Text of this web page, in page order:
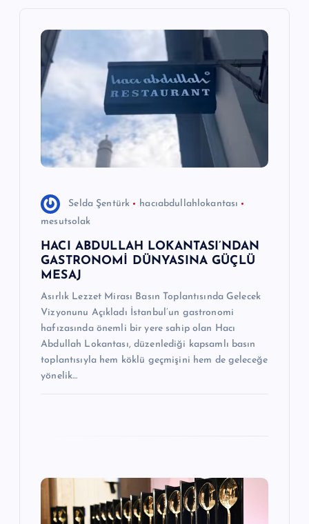
Selda Şentürk
hacıabdullahlokantası
mesutsolak
HACI ABDULLAH LOKANTASI’NDAN
GASTRONOMİ DÜNYASINA GÜÇLÜ
MESAJ
Asırlık Lezzet Mirası Basın Toplantısında Gelecek
Vizyonunu Açıkladı İstanbul’un gastronomi
hafızasında önemli bir yere sahip olan Hacı
Abdullah Lokantası, düzenlediği kapsamlı basın
toplantısıyla hem köklü geçmişini hem de geleceğe
yönelik…